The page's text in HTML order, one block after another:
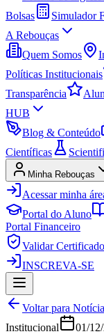
Bolsas
Simulador
A Rebouças
Quem Somos
Políticas Institucionais
Transparência
HUB
Blog & Conteúdo
Científicas
Minha Rebouças
Acessar minha
Portal do Aluno
Portal Financeiro
Validar Certificado
INSCREVA-SE
Voltar para
Institucional
01/